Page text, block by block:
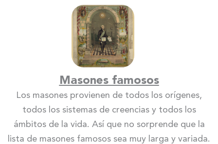
Masones famosos
Los masones provienen de todos los orígenes,
todos los sistemas de creencias y todos los
ámbitos de la vida. Así que no sorprende que la
lista de masones famosos sea muy larga y variada.